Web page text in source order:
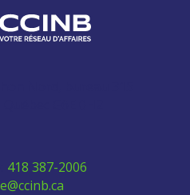
418 387-2006